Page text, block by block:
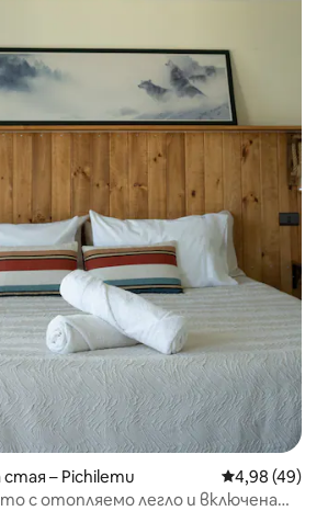
– Pichilemu Средна
4,98 (49)
с отопляемо легло и включена